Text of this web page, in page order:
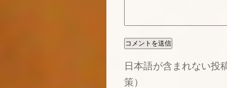
日本語が含まれない投
策）